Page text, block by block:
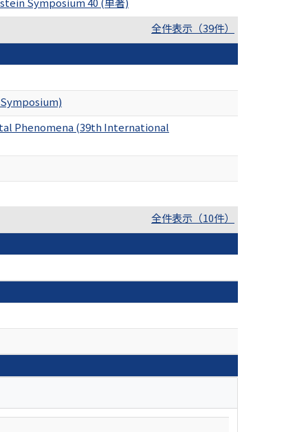
全件表示（39件）
Phenomena (39th International
全件表示（10件）